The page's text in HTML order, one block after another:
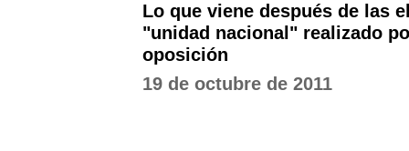
Lo que viene después de las
"unidad nacional" realizado
oposición
19 de octubre de 2011